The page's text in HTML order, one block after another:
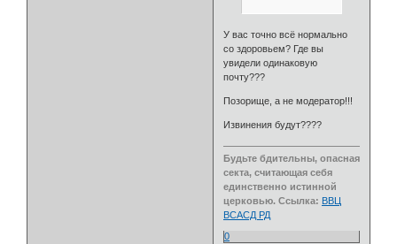
У вас точно всё нормально
со здоровьем? Где вы
увидели одинаковую
почту???
Позорище, а не модератор!!!
Извинения будут????
Будьте бдительны, опасная
секта, считающая себя
единственно истинной
церковью. Ссылка: ВВЦ
ВСАСД РД
0